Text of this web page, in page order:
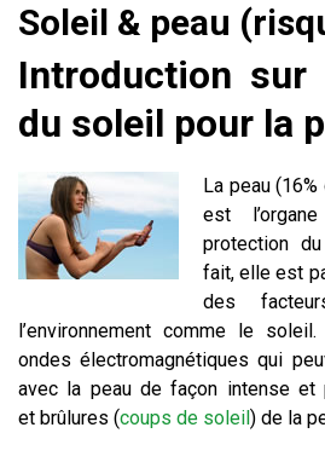
Soleil & peau
Introduction sur
du soleil pour la
La peau
est
protection
fait, elle est
des
l’environnement comme le
ondes électromagnétiques qui
avec la peau de façon intense et
et brûlures (coups de soleil) de la